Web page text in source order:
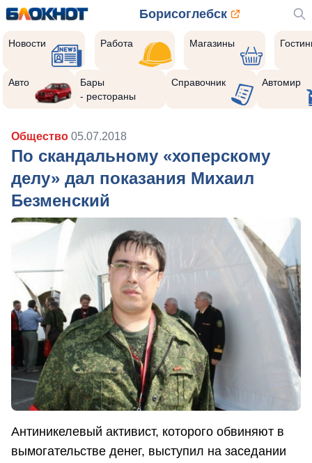
Борисоглебск
Новости Работа Магазины
Авто
Бары
- рестораны
Справочник Автомир
Общество 05.07.2018
По скандальному «хоперскому
делу» дал показания Михаил
Безменский
Антиникелевый активист, которого обвиняют в
вымогательстве денег, выступил на заседании